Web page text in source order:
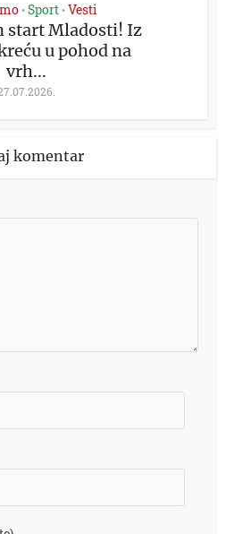
• Sport • Vesti
start Mladosti! Iz
u pohod na
vrh...
komentar